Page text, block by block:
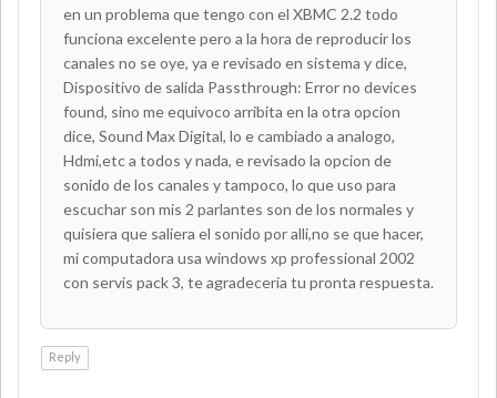
en un problema que tengo con el XBMC 2.2 todo
funciona excelente pero a la hora de reproducir los
canales no se oye, ya e revisado en sistema y dice,
Dispositivo de salida Passthrough: Error no devices
found, sino me equivoco arribita en la otra opcion
dice, Sound Max Digital, lo e cambiado a analogo,
Hdmi,etc a todos y nada, e revisado la opcion de
sonido de los canales y tampoco, lo que uso para
escuchar son mis 2 parlantes son de los normales y
quisiera que saliera el sonido por alli,no se que hacer,
mi computadora usa windows xp professional 2002
con servis pack 3, te agradeceria tu pronta respuesta.
Reply